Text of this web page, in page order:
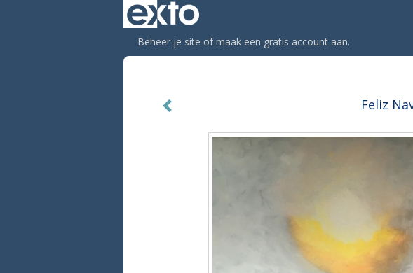
Beheer je site ofmaak een gratis account aan.
Feliz